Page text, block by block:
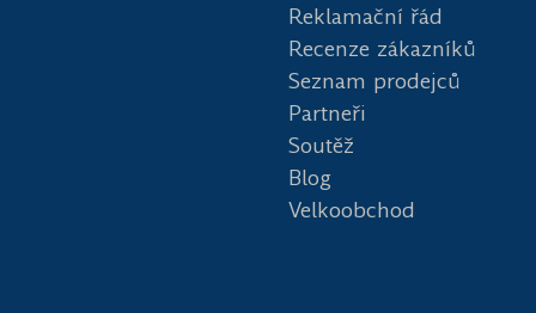
Reklamační řád
Recenze zákazníků
Seznam prodejců
Partneři
Soutěž
Blog
Velkoobchod